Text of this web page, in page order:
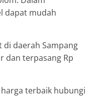
dapat mudah
di daerah Sampang
dan terpasang Rp
terbaik hubungi